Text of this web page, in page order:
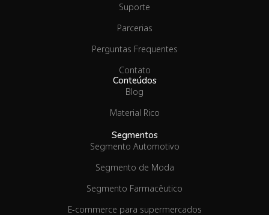
Suporte
Parcerias
Perguntas Frequentes
Contato
Conteúdos
Blog
Material Rico
Segmentos
Segmento Automotivo
Segmento de Moda
Segmento Farmacêutico
E-commerce para supermercados